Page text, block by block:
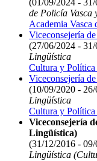
(01/09/2024 -
de Policía Vasca
Academia Vasca
Viceconsejería
(27/06/2024 -
Lingüística
Cultura y
Viceconsejería
(10/09/2020 -
Lingüística
Cultura y
Viceconsejería
Lingüística)
(31/12/2016 -
Lingüística